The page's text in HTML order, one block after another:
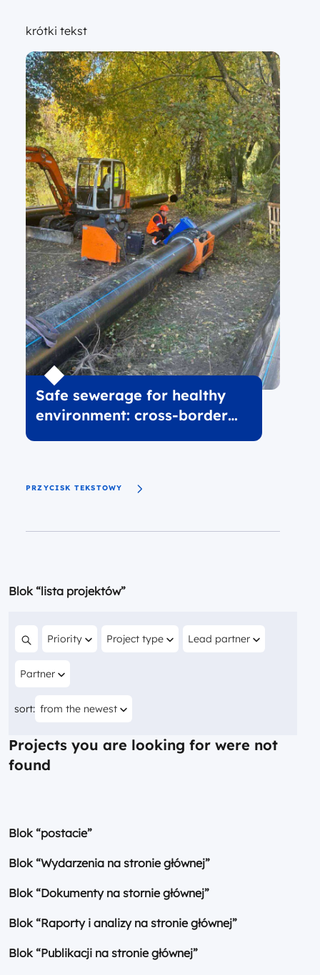
krótki tekst
Safe sewerage for healthy
environment: cross-border
PRZYCISK TEKSTOWY
Blok “lista projektów”
Filter by
Priority Filter by
Project type Filter by
Lead partner
Filter by
Partner
sort: You are currently sorting by
from the newest
Projects you are looking for were not
found
Blok “postacie”
Blok “Wydarzenia na stronie głównej”
Blok “Dokumenty na stornie głównej”
Blok “Raporty i analizy na stronie głównej”
Blok “Publikacji na stronie głównej”